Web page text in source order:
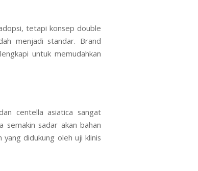
tetapi konsep double
menjadi standar. Brand
untuk memudahkan
centella asiatica sangat
semakin sadar akan bahan
yang didukung oleh uji klinis